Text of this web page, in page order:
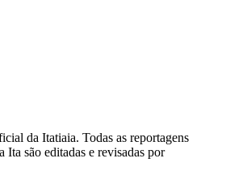
da Itatiaia. Todas as reportagens
são editadas e revisadas por